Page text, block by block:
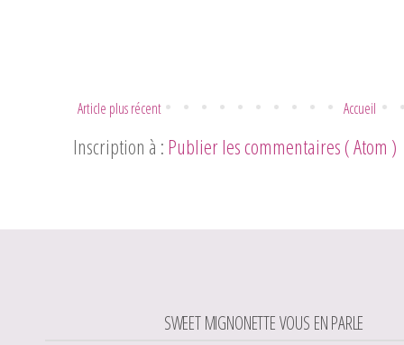
Article plus récent Accueil
Inscription à :Publier les commentaires ( Atom )
SWEET MIGNONETTE VOUS EN PARLE